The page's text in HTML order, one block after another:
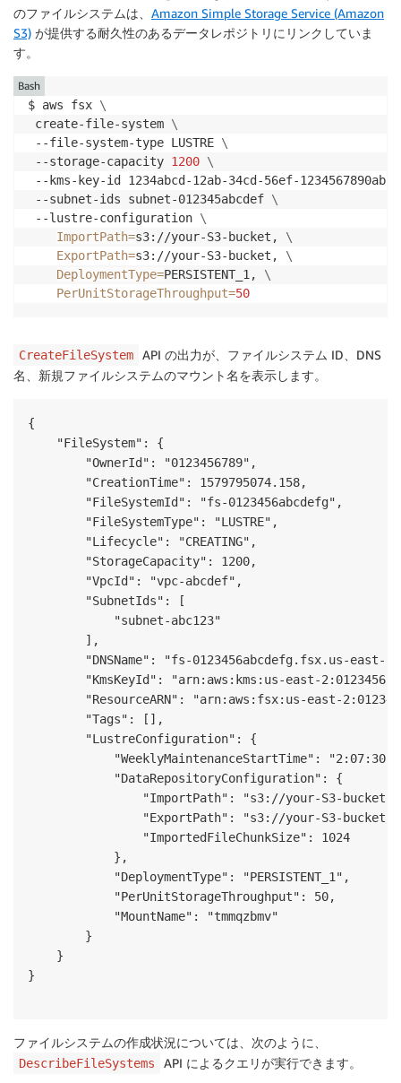
のファイルシステムは、 Amazon Simple Storage Service (Amazon
S3) が提供する耐久性のあるデータレポジトリにリンクしていま
す。
$ aws fsx \
create-file-system \
--file-system-type LUSTRE \
--storage-capacity 1200 \
--kms-key-id 1234abcd-12ab-34cd-56ef-1234567890ab
--subnet-ids subnet-012345abcdef \
--lustre-configuration \
ImportPath=s3://your-S3-bucket, \
ExportPath=s3://your-S3-bucket, \
DeploymentType=PERSISTENT_1, \
PerUnitStorageThroughput=50
Bash
CreateFileSystem
API の出力が、ファイルシステム ID、DNS
名、新規ファイルシステムのマウント名を表示します。
{
"FileSystem": {
"OwnerId": "0123456789",
"CreationTime": 1579795074.158,
"FileSystemId": "fs-0123456abcdefg",
"FileSystemType": "LUSTRE",
"Lifecycle": "CREATING",
"StorageCapacity": 1200,
"VpcId": "vpc-abcdef",
"SubnetIds": [
"subnet-abc123"
],
"DNSName": "fs-0123456abcdefg.fsx.us-east-
"KmsKeyId": "arn:aws:kms:us-east-
"ResourceARN": "arn:aws:fsx:us-east-
"Tags": [],
"LustreConfiguration": {
"WeeklyMaintenanceStartTime": "2:07:30",
"DataRepositoryConfiguration": {
"ImportPath": "s3://your-S3-bucket",
"ExportPath": "s3://your-S3-bucket/
"ImportedFileChunkSize": 1024
},
"DeploymentType": "PERSISTENT_1",
"PerUnitStorageThroughput": 50,
"MountName": "tmmqzbmv"
}
}
}
ファイルシステムの作成状況については、次のように、
DescribeFileSystems API によるクエリが実行できます。